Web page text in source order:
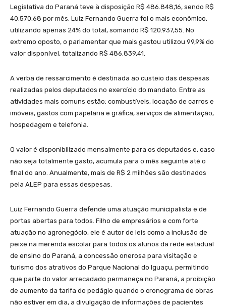
Legislativa do Paraná teve à disposição R$ 486.848,16, sendo R$
40.570,68 por mês. Luiz Fernando Guerra foi o mais econômico,
utilizando apenas 24% do total, somando R$ 120.937,55. No
extremo oposto, o parlamentar que mais gastou utilizou 99,9% do
valor disponível, totalizando R$ 486.839,41.
A verba de ressarcimento é destinada ao custeio das despesas
realizadas pelos deputados no exercício do mandato. Entre as
atividades mais comuns estão: combustíveis, locação de carros e
imóveis, gastos com papelaria e gráfica, serviços de alimentação,
hospedagem e telefonia.
O valor é disponibilizado mensalmente para os deputados e, caso
não seja totalmente gasto, acumula para o mês seguinte até o
final do ano. Anualmente, mais de R$ 2 milhões são destinados
pela ALEP para essas despesas.
Luiz Fernando Guerra defende uma atuação municipalista e de
portas abertas para todos. Filho de empresários e com forte
atuação no agronegócio, ele é autor de leis como a inclusão de
peixe na merenda escolar para todos os alunos da rede estadual
de ensino do Paraná, a concessão onerosa para visitação e
turismo dos atrativos do Parque Nacional do Iguaçu, permitindo
que parte do valor arrecadado permaneça no Paraná, a proibição
de aumento da tarifa do pedágio quando o cronograma de obras
não estiver em dia, a divulgação de informações de pacientes